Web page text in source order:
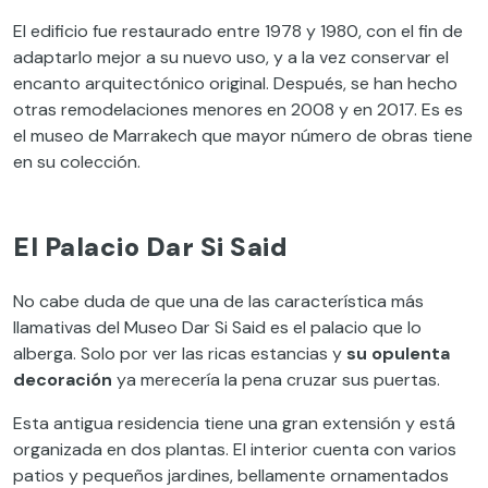
El edificio fue restaurado entre 1978 y 1980, con el fin de
adaptarlo mejor a su nuevo uso, y a la vez conservar el
encanto arquitectónico original. Después, se han hecho
otras remodelaciones menores en 2008 y en 2017. Es es
el museo de Marrakech que mayor número de obras tiene
en su colección.
El Palacio Dar Si Said
No cabe duda de que una de las característica más
llamativas del Museo Dar Si Said es el palacio que lo
alberga. Solo por ver las ricas estancias y su opulenta
decoración ya merecería la pena cruzar sus puertas.
Esta antigua residencia tiene una gran extensión y está
organizada en dos plantas. El interior cuenta con varios
patios y pequeños jardines, bellamente ornamentados